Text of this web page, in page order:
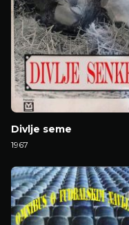
Divlje seme
1967